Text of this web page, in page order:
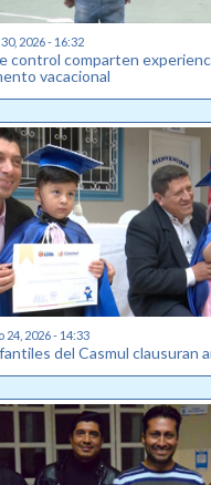
2026 - 16:32
control comparten
vacacional
2026 - 14:33
del Casmul clausuran